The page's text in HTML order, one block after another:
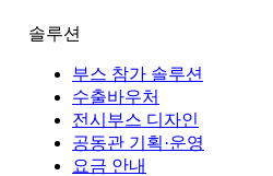
솔루션
부스 참가 솔루션
수출바우처
전시부스 디자인
공동관 기획·운영
요금 안내